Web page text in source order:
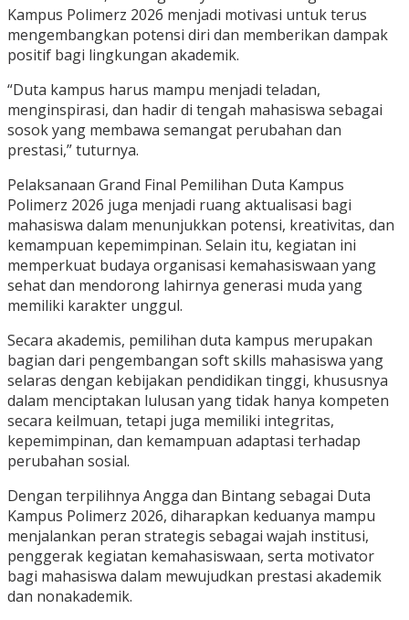
Kampus Polimerz 2026 menjadi motivasi untuk terus
mengembangkan potensi diri dan memberikan dampak
positif bagi lingkungan akademik.
“Duta kampus harus mampu menjadi teladan,
menginspirasi, dan hadir di tengah mahasiswa sebagai
sosok yang membawa semangat perubahan dan
prestasi,” tuturnya.
Pelaksanaan Grand Final Pemilihan Duta Kampus
Polimerz 2026 juga menjadi ruang aktualisasi bagi
mahasiswa dalam menunjukkan potensi, kreativitas, dan
kemampuan kepemimpinan. Selain itu, kegiatan ini
memperkuat budaya organisasi kemahasiswaan yang
sehat dan mendorong lahirnya generasi muda yang
memiliki karakter unggul.
Secara akademis, pemilihan duta kampus merupakan
bagian dari pengembangan soft skills mahasiswa yang
selaras dengan kebijakan pendidikan tinggi, khususnya
dalam menciptakan lulusan yang tidak hanya kompeten
secara keilmuan, tetapi juga memiliki integritas,
kepemimpinan, dan kemampuan adaptasi terhadap
perubahan sosial.
Dengan terpilihnya Angga dan Bintang sebagai Duta
Kampus Polimerz 2026, diharapkan keduanya mampu
menjalankan peran strategis sebagai wajah institusi,
penggerak kegiatan kemahasiswaan, serta motivator
bagi mahasiswa dalam mewujudkan prestasi akademik
dan nonakademik.